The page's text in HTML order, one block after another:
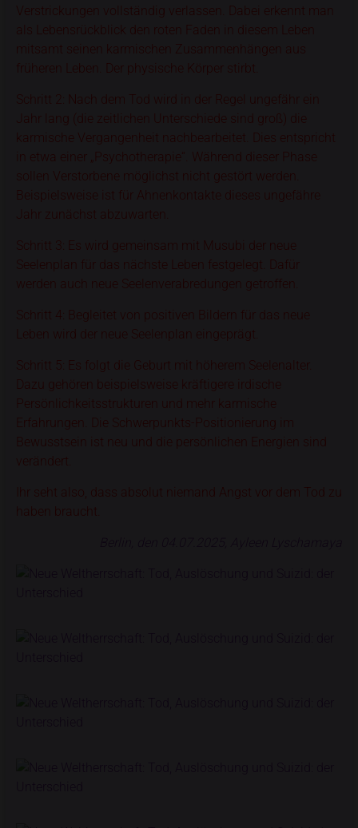
Verstrickungen vollständig verlassen. Dabei erkennt man
als Lebensrückblick den roten Faden in diesem Leben
mitsamt seinen karmischen Zusammenhängen aus
früheren Leben. Der physische Körper stirbt.
Schritt 2: Nach dem Tod wird in der Regel ungefähr ein
Jahr lang (die zeitlichen Unterschiede sind groß) die
karmische Vergangenheit nachbearbeitet. Dies entspricht
in etwa einer „Psychotherapie“. Während dieser Phase
sollen Verstorbene möglichst nicht gestört werden.
Beispielsweise ist für Ahnenkontakte dieses ungefähre
Jahr zunächst abzuwarten.
Schritt 3: Es wird gemeinsam mit Musubi der neue
Seelenplan für das nächste Leben festgelegt. Dafür
werden auch neue Seelenverabredungen getroffen.
Schritt 4: Begleitet von positiven Bildern für das neue
Leben wird der neue Seelenplan eingeprägt.
Schritt 5: Es folgt die Geburt mit höherem Seelenalter.
Dazu gehören beispielsweise kräftigere irdische
Persönlichkeitsstrukturen und mehr karmische
Erfahrungen. Die Schwerpunkts-Positionierung im
Bewusstsein ist neu und die persönlichen Energien sind
verändert.
Ihr seht also, dass absolut niemand Angst vor dem Tod zu
haben braucht.